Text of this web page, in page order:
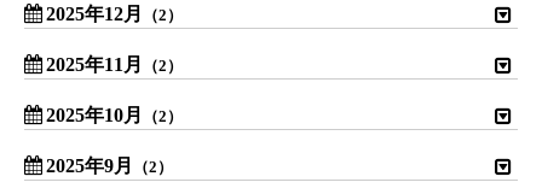
2025年12月 （2）
2025年11月 （2）
2025年10月 （2）
2025年9月 （2）